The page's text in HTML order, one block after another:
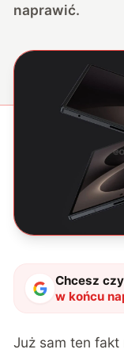
naprawić.
Chcesz
w końcu
Foldów,
Już sam ten fakt